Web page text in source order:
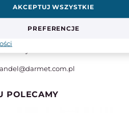
Darmet sp. z o. o.
Białystok
POLECAMY
PREFERENCJE
AKCEPTUJ WSZYSTKIE